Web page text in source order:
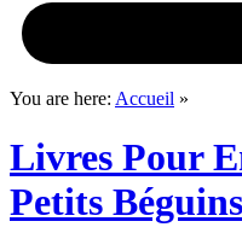
You are here: Accueil »
Livres Pour
Petits